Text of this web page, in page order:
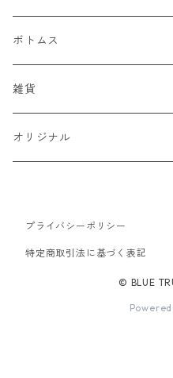
デニムジャケット
スタジャン
ベスト
Tシャツ
半袖Tシャツ
七分・長袖Tシャツ
シャツ
半袖シャツ
スウェット
パーカー
セーター
ボトムス
デニム
チノパン
コーデュロイ
雑貨
キャップ
ベルト
オリジナル
プライバシーポリシー
特定商取引法に基づく表記
© BLUE